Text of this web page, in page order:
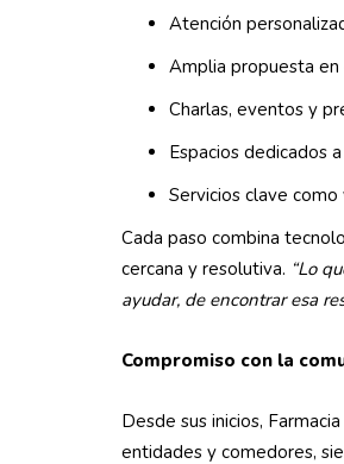
Atención
Amplia propuesta
Charlas, eventos y
Espacios dedicados
Servicios clave como
Cada paso combina
cercana y resolutiva. “Lo
ayudar, de encontrar esa
Compromiso con la
Desde sus inicios,
entidades y comedores,